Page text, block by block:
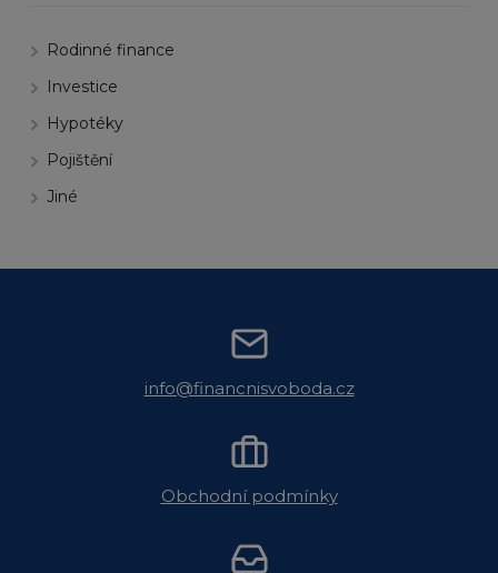
Rodinné finance
Investice
Hypotéky
Pojištění
Jiné
info@financnisvoboda.cz
Obchodní podmínky